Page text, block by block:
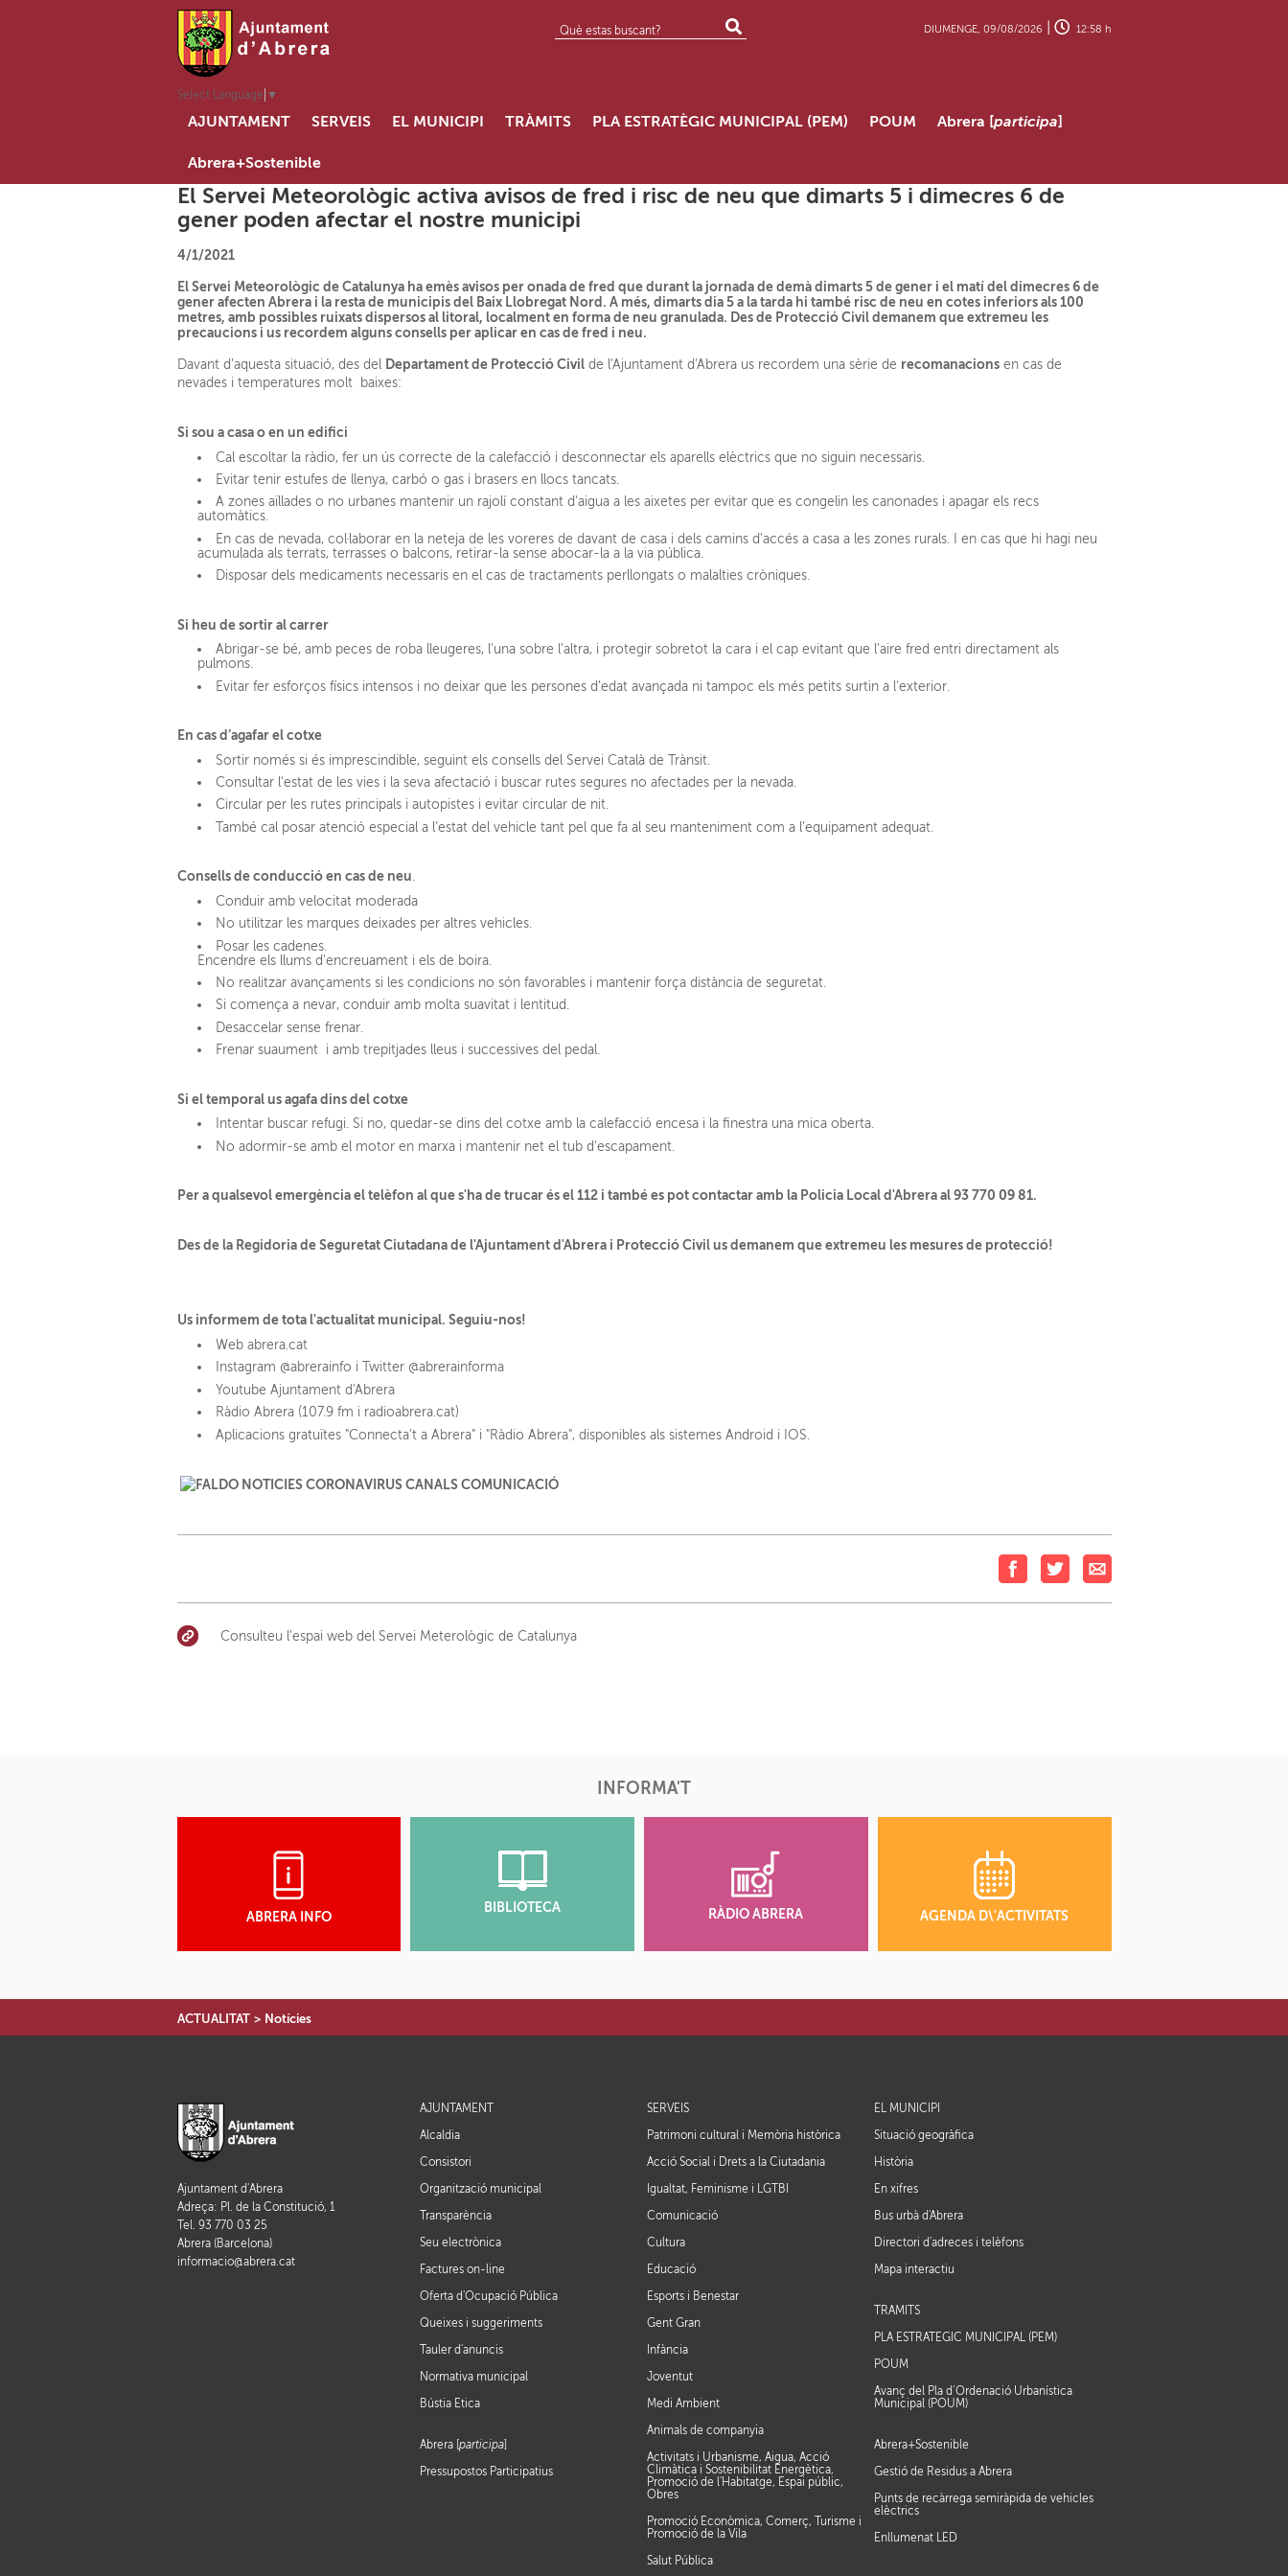
Select Language ▼
DIUMENGE, 09/08/2026 | 12:58 h
AJUNTAMENT SERVEIS EL MUNICIPI TRÀMITS PLA ESTRATÈGIC MUNICIPAL (PEM) POUM Abrera [participa]
Abrera+Sostenible
El Servei Meteorològic activa avisos de fred i risc de neu que dimarts 5 i dimecres 6 de
gener poden afectar el nostre municipi
4/1/2021
El Servei Meteorològic de Catalunya ha emès avisos per onada de fred que durant la jornada de demà dimarts 5 de gener i el matí del dimecres 6 de
gener afecten Abrera i la resta de municipis del Baix Llobregat Nord. A més, dimarts dia 5 a la tarda hi també risc de neu en cotes inferiors als 100
metres, amb possibles ruixats dispersos al litoral, localment en forma de neu granulada. Des de Protecció Civil demanem que extremeu les
precaucions i us recordem alguns consells per aplicar en cas de fred i neu.
Davant d'aquesta situació, des del Departament de Protecció Civilde l'Ajuntament d'Abrera us recordem una sèrie de recomanacionsen cas de
nevades i temperatures molt baixes:
Si sou a casa o en un edifici
Cal escoltar la ràdio, fer un ús correcte de la calefacció i desconnectar els aparells elèctrics que no siguin necessaris.
Evitar tenir estufes de llenya, carbó o gas i brasers en llocs tancats.
A zones aïllades o no urbanes mantenir un rajolí constant d'aigua a les aixetes per evitar que es congelin les canonades i apagar els recs
automàtics.
En cas de nevada, col·laborar en la neteja de les voreres de davant de casa i dels camins d'accés a casa a les zones rurals. I en cas que hi hagi neu
acumulada als terrats, terrasses o balcons, retirar-la sense abocar-la a la via pública.
Disposar dels medicaments necessaris en el cas de tractaments perllongats o malalties cròniques.
Si heu de sortir al carrer
Abrigar-se bé, amb peces de roba lleugeres, l'una sobre l'altra, i protegir sobretot la cara i el cap evitant que l'aire fred entri directament als
pulmons.
Evitar fer esforços físics intensos i no deixar que les persones d'edat avançada ni tampoc els més petits surtin a l'exterior.
En cas d’agafar el cotxe
Sortir només si és imprescindible, seguint els consells del Servei Català de Trànsit.
Consultar l'estat de les vies i la seva afectació i buscar rutes segures no afectades per la nevada.
Circular per les rutes principals i autopistes i evitar circular de nit.
També cal posar atenció especial a l’estat del vehicle tant pel que fa al seu manteniment com a l’equipament adequat.
Consells de conducció en cas de neu.
Conduir amb velocitat moderada
No utilitzar les marques deixades per altres vehicles.
Posar les cadenes.
Encendre els llums d'encreuament i els de boira.
No realitzar avançaments si les condicions no són favorables i mantenir força distància de seguretat.
Si comença a nevar, conduir amb molta suavitat i lentitud.
Desaccelar sense frenar.
Frenar suaument i amb trepitjades lleus i successives del pedal.
Si el temporal us agafa dins del cotxe
Intentar buscar refugi. Si no, quedar-se dins del cotxe amb la calefacció encesa i la finestra una mica oberta.
No adormir-se amb el motor en marxa i mantenir net el tub d'escapament.
Per a qualsevol emergència el telèfon al que s'ha de trucar és el 112 i també es pot contactar amb la Policia Local d'Abrera al 93 770 09 81.
Des de la Regidoria de Seguretat Ciutadana de l'Ajuntament d'Abrera i Protecció Civil us demanem que extremeu les mesures de protecció!
Us informem de tota l'actualitat municipal. Seguiu-nos!
Web abrera.cat
Instagram @abrerainfo i Twitter @abrerainforma
Youtube Ajuntament d'Abrera
Ràdio Abrera (107.9 fm i radioabrera.cat)
Aplicacions gratuïtes "Connecta't a Abrera" i "Ràdio Abrera", disponibles als sistemes Android i IOS.
Consulteu l'espai web del Servei Meterològic de Catalunya
INFORMA'T
ABRERA INFO
BIBLIOTECA RÀDIO ABRERA AGENDA D\'ACTIVITATS
ACTUALITAT > Notícies
Ajuntament d'Abrera
Adreça: Pl. de la Constitució, 1
Tel. 93 770 03 25
Abrera (Barcelona)
informacio@abrera.cat
AJUNTAMENT
Alcaldia
Consistori
Organització municipal
Transparència
Seu electrònica
Factures on-line
Oferta d'Ocupació Pública
Queixes i suggeriments
Tauler d'anuncis
Normativa municipal
Bústia Ètica
SERVEIS
Patrimoni cultural i Memòria històrica
Acció Social i Drets a la Ciutadania
Igualtat, Feminisme i LGTBI
Comunicació
Cultura
Educació
Esports i Benestar
Gent Gran
Infància
Joventut
Medi Ambient
Animals de companyia
Activitats i Urbanisme, Aigua, Acció
Climàtica i Sostenibilitat Energètica,
Promoció de l'Habitatge, Espai públic,
Obres
Promoció Econòmica, Comerç, Turisme i
Promoció de la Vila
Salut Pública
EL MUNICIPI
Situació geogràfica
Història
En xifres
Bus urbà d'Abrera
Directori d'adreces i telèfons
Mapa interactiu
TRÀMITS
PLA ESTRATÈGIC MUNICIPAL (PEM)
POUM
Avanç del Pla d’Ordenació Urbanística
Municipal (POUM)
Abrera [ participa
Pressupostos Participatius
Abrera+Sostenible
Gestió de Residus a Abrera
Punts de recàrrega semiràpida de vehicles
elèctrics
Enllumenat LED